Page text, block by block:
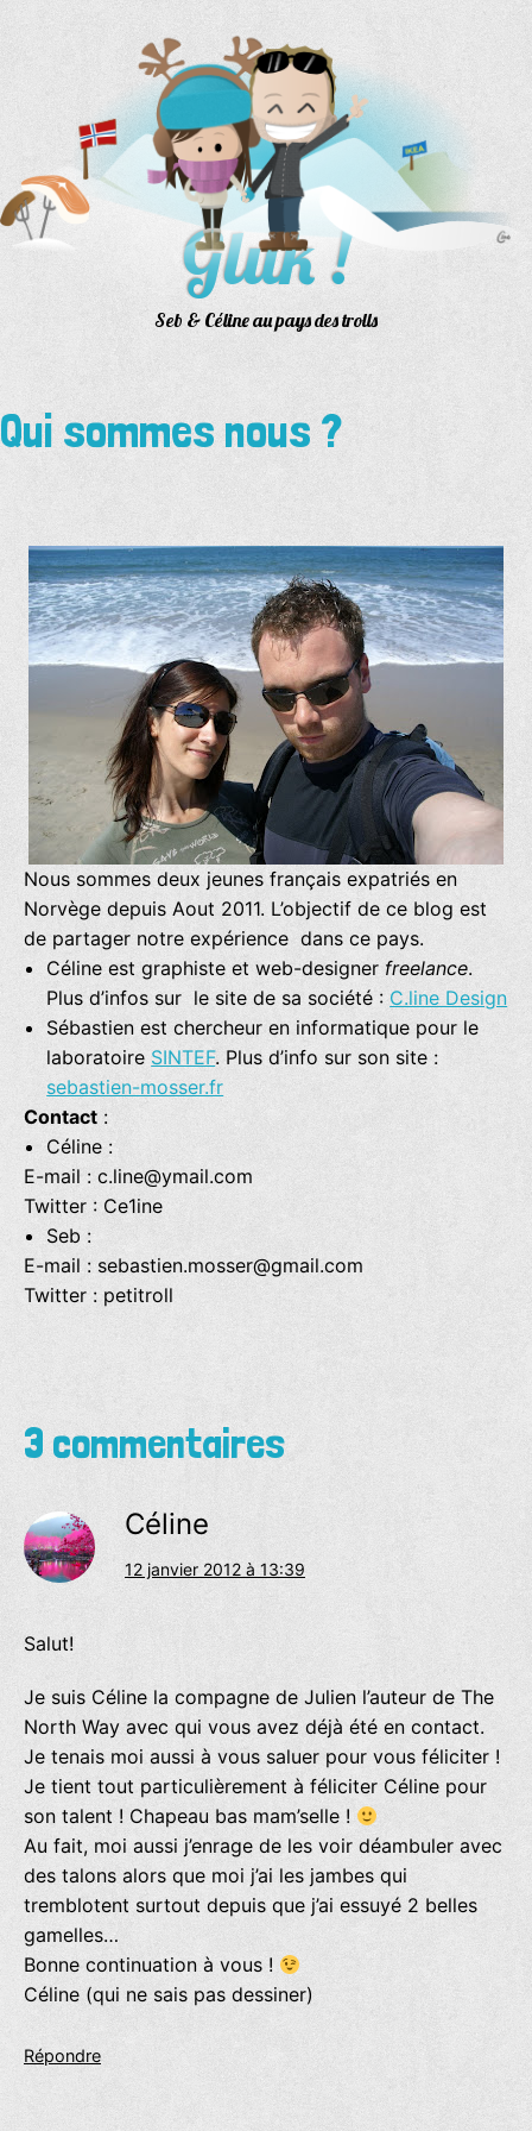
Gluk !
Seb & Céline au pays des trolls
Qui sommes nous ?
Nous sommes deux jeunes français expatriés en
Norvège depuis Aout 2011. L’objectif de ce blog est
de partager notre expérience dans ce pays.
Céline est graphiste et web-designer freelance.
Plus d’infos sur le site de sa société : C.line Design
Sébastien est chercheur en informatique pour le
laboratoire SINTEF. Plus d’info sur son site :
sebastien-mosser.fr
Contact :
Céline :
E-mail : c.line@ymail.com
Twitter : Ce1ine
Seb :
E-mail : sebastien.mosser@gmail.com
Twitter : petitroll
3 commentaires
Céline
12 janvier 2012 à 13:39
Salut!
Je suis Céline la compagne de Julien l’auteur de The
North Way avec qui vous avez déjà été en contact.
Je tenais moi aussi à vous saluer pour vous féliciter !
Je tient tout particulièrement à féliciter Céline pour
son talent ! Chapeau bas mam’selle !
Au fait, moi aussi j’enrage de les voir déambuler avec
des talons alors que moi j’ai les jambes qui
tremblotent surtout depuis que j’ai essuyé 2 belles
gamelles…
Bonne continuation à vous !
Céline (qui ne sais pas dessiner)
Répondre